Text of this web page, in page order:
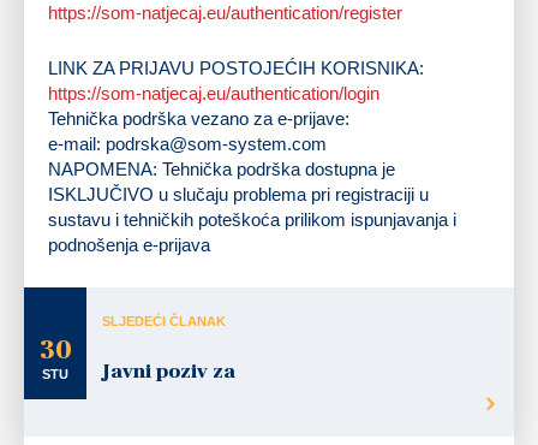
https://som-natjecaj.eu/authentication/register
LINK ZA PRIJAVU POSTOJEĆIH KORISNIKA:
https://som-natjecaj.eu/authentication/login
Tehnička podrška vezano za e-prijave:
e-mail: podrska@som-system.com
NAPOMENA: Tehnička podrška dostupna je
ISKLJUČIVO u slučaju problema pri registraciji u
sustavu i tehničkih poteškoća prilikom ispunjavanja i
podnošenja e-prijava
30
STU
SLJEDEĆI ČLANAK
Javni poziv za